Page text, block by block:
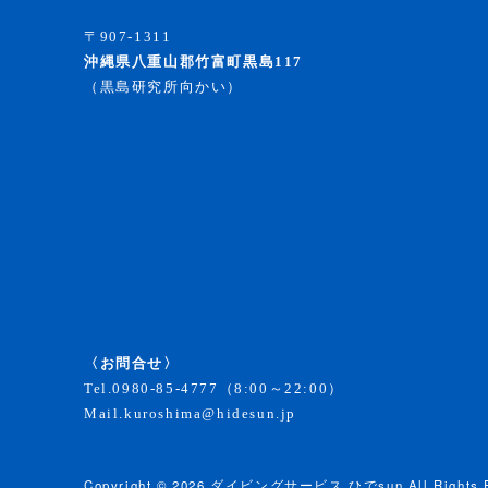
〒907-1311
沖縄県八重山郡竹富町黒島117
（黒島研究所向かい）
〈お問合せ〉
Tel.0980-85-4777
（8:00～22:00）
Mail. kuroshima@hidesun.jp